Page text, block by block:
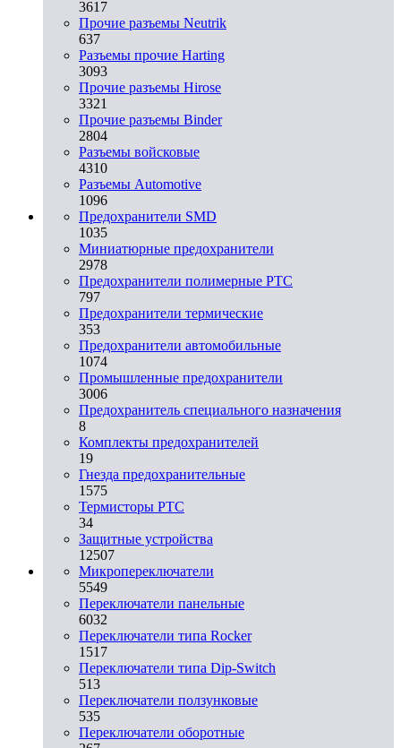
3617
Прочие разъемы Neutrik
637
Разъемы прочие Harting
3093
Прочие разъемы Hirose
3321
Прочие разъемы Binder
2804
Разъемы войсковые
4310
Разъeмы Automotive
1096
Предохранители SMD
1035
Миниатюрные предохранители
2978
Предохранители полимерные PTC
797
Предохранители термические
353
Предохранители автомобильные
1074
Промышленные предохранители
3006
Предохранитель специального назначения
8
Комплекты предохранителей
19
Гнезда предохранительные
1575
Термисторы PTC
34
Защитные устройства
12507
Микропереключатели
5549
Переключатели панельные
6032
Переключатели типа Rocker
1517
Переключатели типа Dip-Switch
513
Переключатели ползунковые
535
Переключатели оборотные